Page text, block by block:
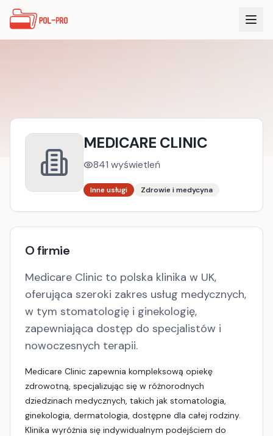
MEDICARE CLINIC
841 wyświetleń
Inne usługi Zdrowie i medycyna
O firmie
Medicare Clinic to polska klinika w UK,
oferująca szeroki zakres usług medycznych,
w tym stomatologię i ginekologię,
zapewniająca dostęp do specjalistów i
nowoczesnych terapii.
Medicare Clinic zapewnia kompleksową opiekę
zdrowotną, specjalizując się w różnorodnych
dziedzinach medycznych, takich jak stomatologia,
ginekologia, dermatologia, dostępne dla całej rodziny.
Klinika wyróżnia się indywidualnym podejściem do